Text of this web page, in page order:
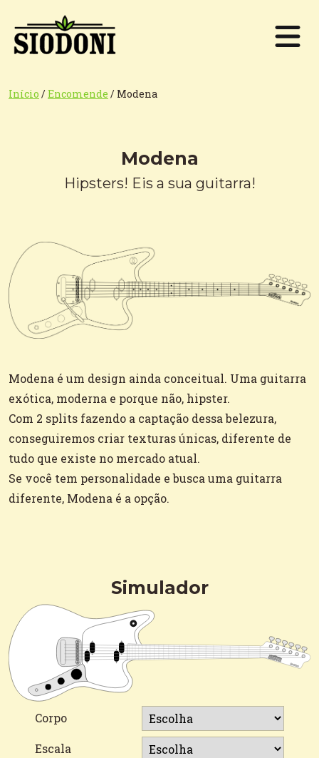
Início /Encomende / Modena
Modena
Hipsters! Eis a sua guitarra!
Modena é um design ainda conceitual. Uma guitarra
exótica, moderna e porque não, hipster.
Com 2 splits fazendo a captação dessa belezura,
conseguiremos criar texturas únicas, diferente de
tudo que existe no mercado atual.
Se você tem personalidade e busca uma guitarra
diferente, Modena é a opção.
Simulador
Corpo
Escala